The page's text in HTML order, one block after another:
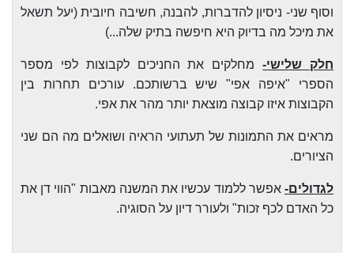
וסוף שני- ניסיון להדברות, להבנה, חשיבה חיובית (יעל תשאל
את מיכל מה בדיוק היא חיפשה בתיק שלה...)
חלק שלישי-מחלקים את החניכים לקבוצות לפי מספר
הספרי "איפה אפי" שיש ברשותכם. עורכים תחרות בין
הקבוצות איזו קבוצה מוצאת יותר מהר את אפי.
מראים את התמונות של תעתועי הראיה ושואלים מה הם שני
הציורים.
לגדולים- אפשר ללמוד עכשיו את המשנה מאבות "הווי דן את
כל האדם לכף זכות" ולעורר דיון על הסוגיה.